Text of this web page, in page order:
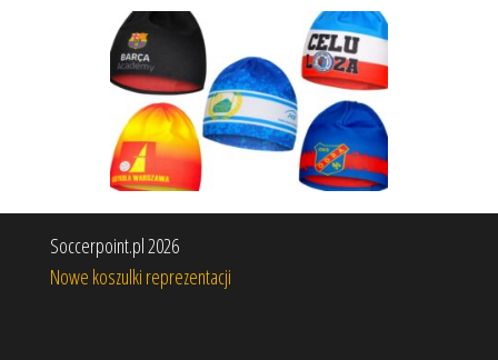
Soccerpoint.pl 2026
Nowe koszulki reprezentacji